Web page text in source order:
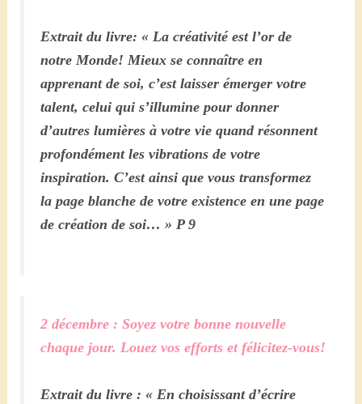
Extrait du livre: « La créativité est l’or de
notre Monde! Mieux se connaître en
apprenant de soi, c’est laisser émerger votre
talent, celui qui s’illumine pour donner
d’autres lumières à votre vie quand résonnent
profondément les vibrations de votre
inspiration. C’est ainsi que vous transformez
la page blanche de votre existence en une page
de création de soi… » P 9
2 décembre : Soyez votre bonne nouvelle
chaque jour. Louez vos efforts et félicitez-vous!
Extrait du livre : « En choisissant d’écrire